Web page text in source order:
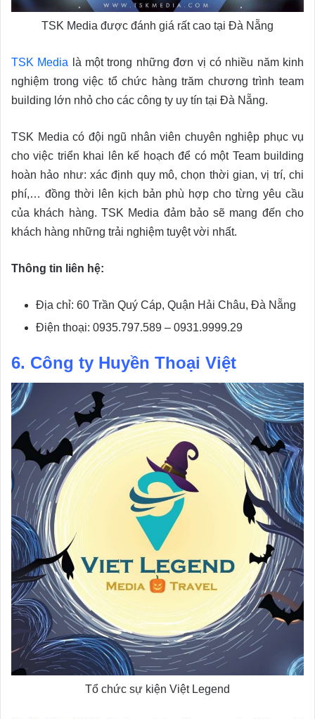
TSK Media được đánh giá rất cao tại Đà Nẵng
TSK Media là một trong những đơn vị có nhiều năm kinh
nghiệm trong việc tổ chức hàng trăm chương trình team
building lớn nhỏ cho các công ty uy tín tại Đà Nẵng.
TSK Media có đội ngũ nhân viên chuyên nghiệp phục vụ
cho việc triển khai lên kế hoạch để có một Team building
hoàn hảo như: xác định quy mô, chọn thời gian, vị trí, chi
phí,… đồng thời lên kịch bản phù hợp cho từng yêu cầu
của khách hàng. TSK Media đảm bảo sẽ mang đến cho
khách hàng những trải nghiệm tuyệt vời nhất.
Thông tin liên hệ:
Địa chỉ: 60 Trần Quý Cáp, Quận Hải Châu, Đà Nẵng
Điện thoại: 0935.797.589 – 0931.9999.29
6. Công ty Huyền Thoại Việt
Tổ chức sự kiện Việt Legend